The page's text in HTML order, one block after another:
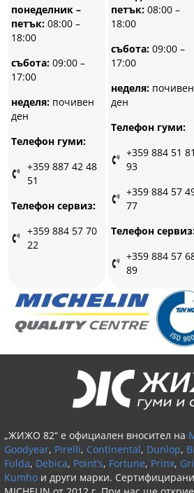
понеделник –
петък: 08:00 –
18:00
събота: 09:00 –
17:00
неделя: почивен
ден
Телефон гуми:
+359 887 42 48
51
Телефон сервиз:
+359 884 57 70
22
петък:08:00 –
18:00
събота:09:00 –
17:00
неделя:почивен
ден
Телефон гуми:
+359 884 51 81
93
+359 884 57
77
Телефон
+359 884 57
89
„ЖИЖО 82“ е официален вносител на
Goodyear, Pirelli, Continental, Dunlop,
Fulda, Debica, Point’s, Fortune, Prinx,
Kumho и други марки.